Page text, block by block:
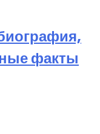
факты